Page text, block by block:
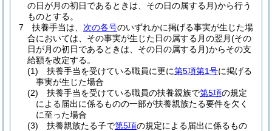
の日が月の初日であるときは、その日の属する月)から行う
ものとする。
7
扶養手当は、 次の各号のいずれかに掲げる事実が生じた場
合においては、その事実が生じた日の属する月の翌月(その
日が月の初日であるときは、その日の属する月)からその支
給額を改定する。
(1)
扶養手当を受けている職員に更に第5項第1号に掲げる
事実が生じた場合
(2)
扶養手当を受けている職員の扶養親族で第5項の規定
による届出に係るものの一部が扶養親族たる要件を欠く
に至った場合
(3)
扶養親族たる子で第5項の規定による届出に係るもの